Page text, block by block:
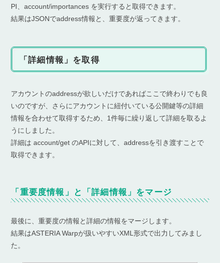
PI、account/importances を実行すると取得できます。
結果はJSONでaddress情報と、重要度が返ってきます。
「詳細情報」を取得
アカウントのaddressが欲しいだけであればここで終わりでも良
いのですが、さらにアカウントに紐付いている公開鍵等の詳細
情報を合わせて取得するため、1件毎に繰り返して詳細を取るよ
うにしました。
詳細は account/get のAPIに対して、addressを引き渡すことで
取得できます。
「重要度情報」と「詳細情報」をマージ
最後に、重要度の情報と詳細の情報をマージします。
結果はASTERIA Warpが扱いやすいXML形式で出力してみまし
た。